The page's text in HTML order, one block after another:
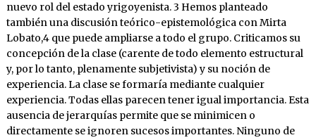
nuevo rol del estado yrigoyenista. 3 Hemos planteado
también una discusión teórico-epistemológica con Mirta
Lobato,4 que puede ampliarse a todo el grupo. Criticamos su
concepción de la clase (carente de todo elemento estructural
y, por lo tanto, plenamente subjetivista) y su noción de
experiencia. La clase se formaría mediante cualquier
experiencia. Todas ellas parecen tener igual importancia. Esta
ausencia de jerarquías permite que se minimicen o
directamente se ignoren sucesos importantes. Ninguno de